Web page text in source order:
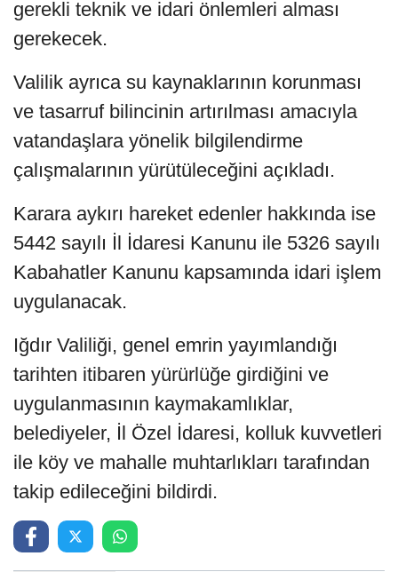
gerekli teknik ve idari önlemleri alması
gerekecek.
Valilik ayrıca su kaynaklarının korunması
ve tasarruf bilincinin artırılması amacıyla
vatandaşlara yönelik bilgilendirme
çalışmalarının yürütüleceğini açıkladı.
Karara aykırı hareket edenler hakkında ise
5442 sayılı İl İdaresi Kanunu ile 5326 sayılı
Kabahatler Kanunu kapsamında idari işlem
uygulanacak.
Iğdır Valiliği, genel emrin yayımlandığı
tarihten itibaren yürürlüğe girdiğini ve
uygulanmasının kaymakamlıklar,
belediyeler, İl Özel İdaresi, kolluk kuvvetleri
ile köy ve mahalle muhtarlıkları tarafından
takip edileceğini bildirdi.